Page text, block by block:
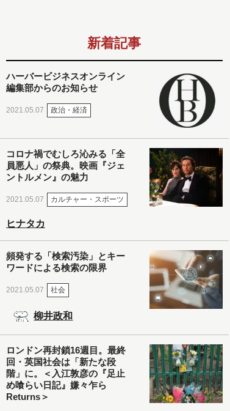
新着記事
ハーバービジネスオンライン
編集部からのお知らせ
2021.05.07 政治・経済
コロナ禍でむしろ沁みる「全
員悪人」の祭典。映画『ジェ
ントルメン』の魅力
2021.05.07 カルチャー・スポーツ
ヒナタカ
頻発する「検索汚染」とキー
ワードによる検索の限界
2021.05.07 社会
柳井政和
ロンドン再封鎖16週目。最終
回・英国社会は「新たな段
階」に。＜入江敦彦の『足止
め喰らい日記』嫌々乍ら
Returns＞